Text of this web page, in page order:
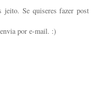
Se quiseres fazer post
por e-mail. :)